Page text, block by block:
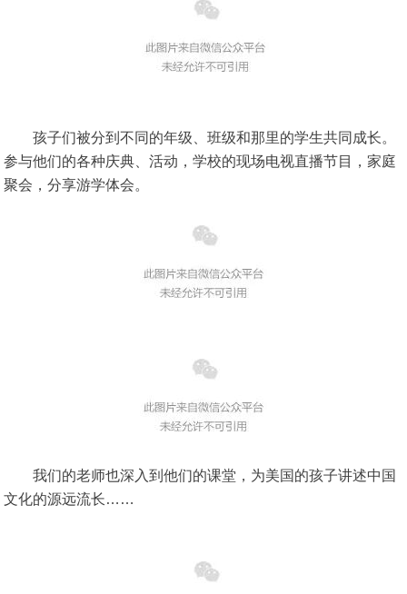
孩子们被分到不同的年级、班级和那里的学生共同成长。
参与他们的各种庆典、活动，学校的现场电视直播节目，家庭
聚会，分享游学体会。
我们的老师也深入到他们的课堂，为美国的孩子讲述中国
文化的源远流长……